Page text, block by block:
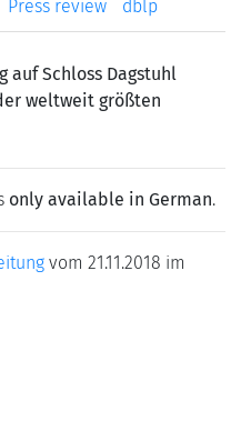
Press review dblp
auf Schloss Dagstuhl
weltweit größten
only available in German.
vom 21.11.2018 im